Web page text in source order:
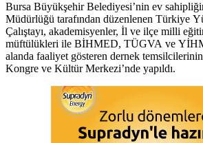
Bursa Büyükşehir Belediyesi’nin ev
Müdürlüğü tarafından düzenlenen Türkiye
Çalıştayı, akademisyenler, İl ve ilçe milli
müftülükleri ile BİHMED, TÜGVA ve
alanda faaliyet gösteren dernek
Kongre ve Kültür Merkezi’nde yapıldı.